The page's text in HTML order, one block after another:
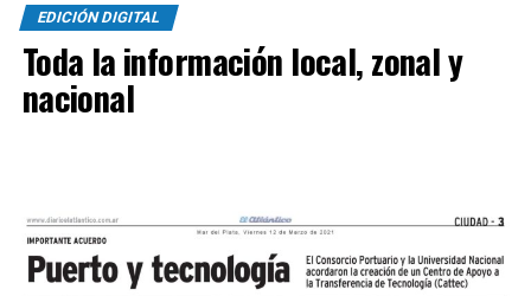
EDICIÓN DIGITAL
Toda la información local, zonal y
nacional